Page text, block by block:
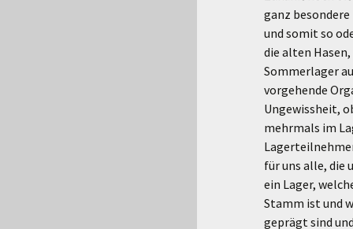
ganz
und somit so
die alten
Sommerlager
vorgehende
Ungewissheit,
mehrmals im
für uns alle, die
ein Lager,
Stamm ist und
geprägt sind